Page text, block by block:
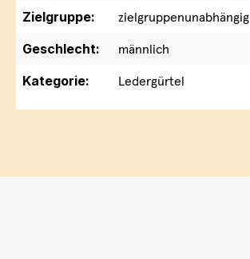
Zielgruppe:
zielgruppenunabhängig
Geschlecht:
männlich
Kategorie:
Ledergürtel